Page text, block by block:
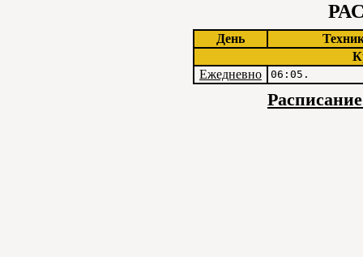
День
Ежедневно
06:05.